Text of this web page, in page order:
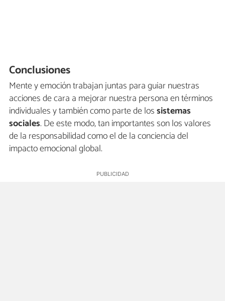
Conclusiones
Mente y emoción trabajan juntas para guiar nuestras
acciones de cara a mejorar nuestra persona en términos
individuales y también como parte de lossistemas
sociales. De este modo, tan importantes son los valores
de la responsabilidad como el de la conciencia del
impacto emocional global.